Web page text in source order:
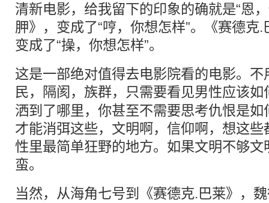
清新电影，给我留下的印象的确就是“恩
胛》，变成了“哼，你想怎样”。《赛德克
变成了“操，你想怎样”。
这是一部绝对值得去电影院看的电影。
民，
隔阂 ，族群，只需要看见男性应该如
洒到了哪里，你甚至不需要思考仇恨是
才能消弭这些，文明啊，信仰啊，想这
性里最简单狂野的地方。如果文明不够
蛮。
当然，从海角七号到《赛德克.巴莱》，